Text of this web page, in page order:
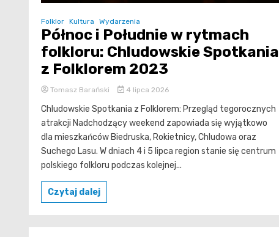
Folklor Kultura Wydarzenia
Północ i Południe w rytmach
folkloru: Chludowskie Spotkania
z Folklorem 2023
Tomasz Barański 4 lipca 2026
Chludowskie Spotkania z Folklorem: Przegląd tegorocznych
atrakcji Nadchodzący weekend zapowiada się wyjątkowo
dla mieszkańców Biedruska, Rokietnicy, Chludowa oraz
Suchego Lasu. W dniach 4 i 5 lipca region stanie się centrum
polskiego folkloru podczas kolejnej...
Czytaj dalej